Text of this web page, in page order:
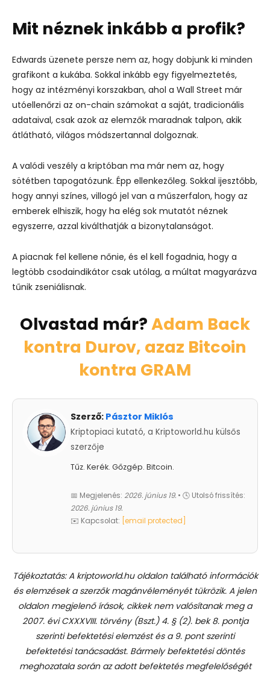
Mit néznek inkább a profik?
Edwards üzenete persze nem az, hogy dobjunk ki minden
grafikont a kukába. Sokkal inkább egy figyelmeztetés,
hogy az intézményi korszakban, ahol a Wall Street már
utóellenőrzi az on-chain számokat a saját, tradicionális
adataival, csak azok az elemzők maradnak talpon, akik
átlátható, világos módszertannal dolgoznak.
A valódi veszély a kriptóban ma már nem az, hogy
sötétben tapogatózunk. Épp ellenkezőleg. Sokkal ijesztőbb,
hogy annyi színes, villogó jel van a műszerfalon, hogy az
emberek elhiszik, hogy ha elég sok mutatót néznek
egyszerre, azzal kiválthatják a bizonytalanságot.
A piacnak fel kellene nőnie, és el kell fogadnia, hogy a
legtöbb csodaindikátor csak utólag, a múltat magyarázva
tűnik zseniálisnak.
Olvastad már?Adam Back
kontra Durov, azaz Bitcoin
kontra GRAM
Szerző: Pásztor Miklós
Kriptopiaci kutató, a Kriptoworld.hu külsős
szerzője
Tűz. Kerék. Gőzgép. Bitcoin.
📅 Megjelenés: 2026. június 19. • 🕓 Utolsó frissítés:
2026. június 19.
✉️ Kapcsolat:
[email protected]
Tájékoztatás: A kriptoworld.hu oldalon található információk
és elemzések a szerzők magánvéleményét tükrözik. A jelen
oldalon megjelenő írások, cikkek nem valósítanak meg a
2007. évi CXXXVIII. törvény (Bszt.) 4. § (2). bek 8. pontja
szerinti befektetési elemzést és a 9. pont szerinti
befektetési tanácsadást. Bármely befektetési döntés
meghozatala során az adott befektetés megfelelőségét